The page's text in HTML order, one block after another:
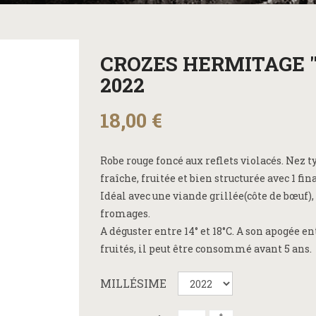
CROZES
2022
18,00 €
Robe rouge foncé aux reflets violacés. Nez
fraîche, fruitée et bien structurée avec 1
Idéal avec une viande grillée(côte de
fromages.
A déguster entre 14° et 18°C. A son apogée
fruités, il peut être consommé avant 5 ans.
MILLÉSIME